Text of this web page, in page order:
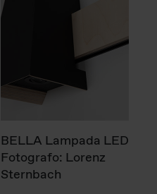
BELLA Lampada LED
Fotografo: Lorenz
Sternbach